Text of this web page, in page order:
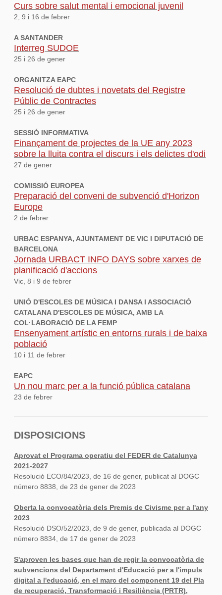
Curs sobre salut mental i emocional juvenil
2, 9 i 16 de febrer
A SANTANDER
Interreg SUDOE
25 i 26 de gener
ORGANITZA EAPC
Resolució de dubtes i novetats del Registre
Públic de Contractes
25 i 26 de gener
SESSIÓ INFORMATIVA
Finançament de projectes de la UE any 2023
sobre la lluita contra el discurs i els delictes d'odi
27 de gener
COMISSIÓ EUROPEA
Preparació del conveni de subvenció d'Horizon
Europe
2 de febrer
URBAC ESPANYA, AJUNTAMENT DE VIC I DIPUTACIÓ DE
BARCELONA
Jornada URBACT INFO DAYS sobre xarxes de
planificació d'accions
Vic, 8 i 9 de febrer
UNIÓ D'ESCOLES DE MÚSICA I DANSA I ASSOCIACIÓ
CATALANA D'ESCOLES DE MÚSICA, AMB LA
COL·LABORACIÓ DE LA FEMP
Ensenyament artístic en entorns rurals i de baixa
població
10 i 11 de febrer
EAPC
Un nou marc per a la funció pública catalana
23 de febrer
DISPOSICIONS
Aprovat el Programa operatiu del FEDER de Catalunya
2021-2027
Resolució ECO/84/2023, de 16 de gener, publicat al DOGC
número 8838, de 23 de gener de 2023
Oberta la convocatòria dels Premis de Civisme per a l'any
2023
Resolució DSO/52/2023, de 9 de gener, publicada al DOGC
número 8834, de 17 de gener de 2023
S'aproven les bases que han de regir la convocatòria de
subvencions del Departament d'Educació per a l'impuls
digital a l'educació, en el marc del component 19 del Pla
de recuperació, Transformació i Resiliència (PRTR),